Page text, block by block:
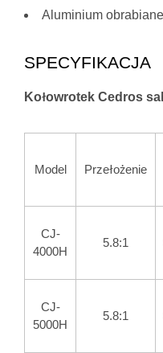
Aluminium
SPECYFIKACJA
Kołowrotek Cedros
Model Przełożenie
CJ-
4000H
5.8:1
CJ-
5000H
5.8:1